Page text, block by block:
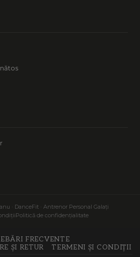
· DanceFit · Antrenor Personal Galați
Politică de confidențialitate
FRECVENTE
ȘI RETUR
TERMENI ȘI CONDIȚII